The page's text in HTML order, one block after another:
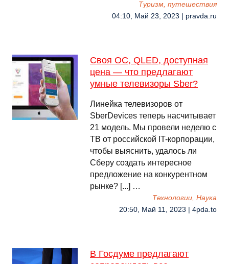
Туризм, путешествия
04:10, Май 23, 2023 | pravda.ru
Своя ОС, QLED, доступная
цена — что предлагают
умные телевизоры Sber?
Линейка телевизоров от
SberDevices теперь насчитывает
21 модель. Мы провели неделю с
ТВ от российской IT-корпорации,
чтобы выяснить, удалось ли
Сберу создать интересное
предложение на конкурентном
рынке? [...] …
Технологии, Наука
20:50, Май 11, 2023 | 4pda.to
В Госдуме предлагают